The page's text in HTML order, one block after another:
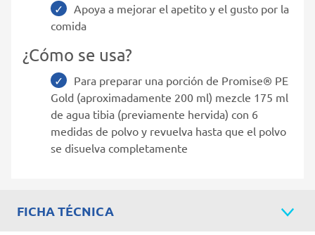
Apoya a mejorar el apetito y el gusto por la
comida
¿Cómo se usa?
Para preparar una porción de Promise® PE
Gold (aproximadamente 200 ml) mezcle 175 ml
de agua tibia (previamente hervida) con 6
medidas de polvo y revuelva hasta que el polvo
se disuelva completamente
FICHA TÉCNICA